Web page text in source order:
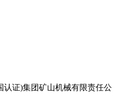
认证)集团矿山机械有限责任公